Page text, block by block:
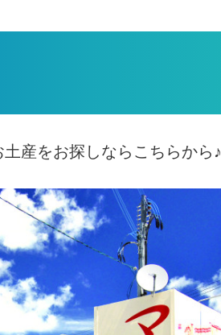
産をお探しならこちらから♪